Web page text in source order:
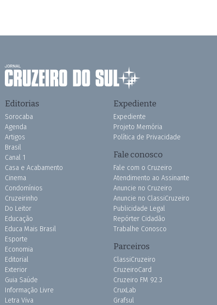
Editorias
Sorocaba
Agenda
Artigos
Brasil
Canal 1
Casa e Acabamento
Cinema
Condomínios
Cruzeirinho
Do Leitor
Educação
Educa Mais Brasil
Esporte
Economia
Editorial
Exterior
Guia Saúde
Informação Livre
Letra Viva
Expediente
Expediente
Projeto Memória
Política de Privacidade
Fale conosco
Fale com o Cruzeiro
Atendimento ao Assinante
Anuncie no Cruzeiro
Anuncie no ClassiCruzeiro
Publicidade Legal
Repórter Cidadão
Trabalhe Conosco
Parceiros
ClassiCruzeiro
CruzeiroCard
Cruzeiro FM 92.3
CruxLab
Grafsul